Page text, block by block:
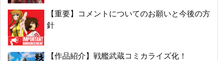
【重要】コメントについてのお願いと今後の方
針
【作品紹介】戦艦武蔵コミカライズ化！